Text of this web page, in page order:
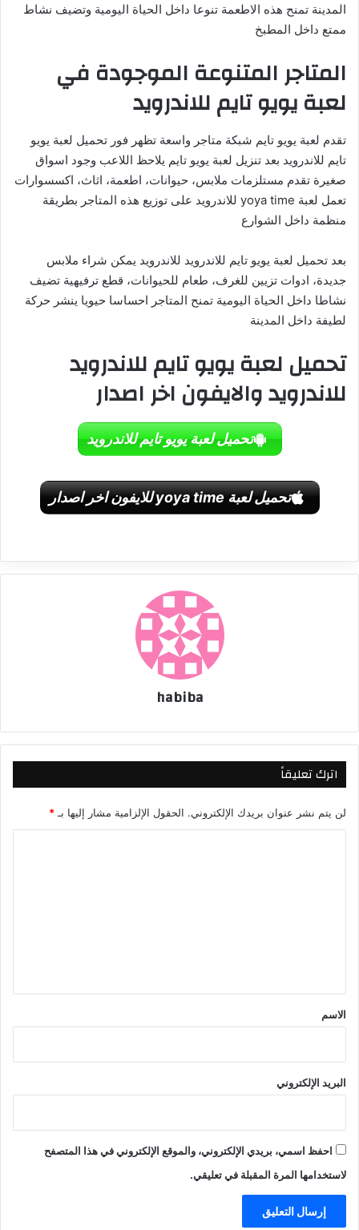
المدينة تمنح هذه الاطعمة تنوعا داخل الحياة اليومية وتضيف نشاط
ممتع داخل المطبخ
المتاجر المتنوعة الموجودة في
لعبة يويو تايم للاندرويد
تقدم لعبة يويو تايم شبكة متاجر واسعة تظهر فور تحميل لعبة يويو
تايم للاندرويد بعد تنزيل لعبة يويو تايم يلاحظ اللاعب وجود اسواق
صغيرة تقدم مستلزمات ملابس، حيوانات، اطعمة، اثاث، اكسسوارات
تعمل لعبة yoya time للاندرويد على توزيع هذه المتاجر بطريقة
منظمة داخل الشوارع
بعد تحميل لعبة يويو تايم للاندرويد للاندرويد يمكن شراء ملابس
جديدة، ادوات تزيين للغرف، طعام للحيوانات، قطع ترفيهية تضيف
نشاطا داخل الحياة اليومية تمنح المتاجر احساسا حيويا ينشر حركة
لطيفة داخل المدينة
تحميل لعبة يويو تايم للاندرويد
للاندرويد والايفون اخر اصدار
تحميل لعبة يويو تايم للاندرويد
تحميل لعبة yoya time للايفون اخر اصدار
habiba
اترك تعليقاً
لن يتم نشر عنوان بريدك الإلكتروني. الحقول الإلزامية مشار إليها بـ*
*
الاسم
البريد الإلكتروني
احفظ اسمي، بريدي الإلكتروني، والموقع الإلكتروني في هذا المتصفح
لاستخدامها المرة المقبلة في تعليقي.